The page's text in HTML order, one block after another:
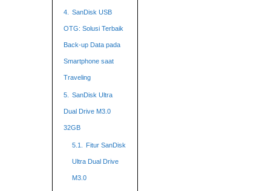
4. SanDisk USB
OTG: Solusi Terbaik
Back-up Data pada
Smartphone saat
Traveling
5. SanDisk Ultra
Dual Drive M3.0
32GB
5.1. Fitur SanDisk
Ultra Dual Drive
M3.0